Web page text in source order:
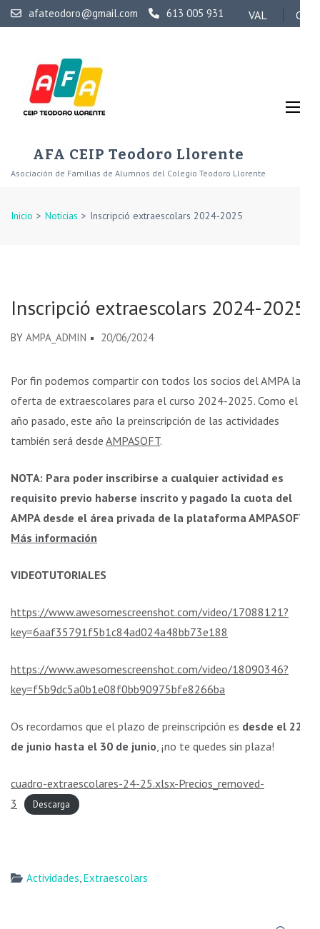
Skip
to
afateodoro@gmail.com 613 005 931
AFA CEIP Teodoro Llorente
Asociación de Familias de Alumnos del Colegio Teodoro Llorente
Inicio > Noticias > Inscripció extraescolars 2024-2025
Inscripció extraescolars 2024-2025
BY AMPA_ADMIN 20/06/2024
Por fin podemos compartir con todos los socios del AMPA la
oferta de extraescolares para el curso 2024-2025. Como el
año pasado, este año la preinscripción de las actividades
también será desde AMPASOFT.
NOTA: Para poder inscribirse a cualquier actividad es
requisito previo haberse inscrito y pagado la cuota del
AMPA desde el área privada de la plataforma AMPASOFT.
Más información
VIDEOTUTORIALES
https://www.awesomescreenshot.com/video/17088121?
key=6aaf35791f5b1c84ad024a48bb73e188
https://www.awesomescreenshot.com/video/18090346?
key=f5b9dc5a0b1e08f0bb90975bfe8266ba
Os recordamos que el plazo de preinscripción es desde el 22
de junio hasta el 30 de junio, ¡no te quedes sin plaza!
cuadro-extraescolares-24-25.xlsx-Precios_removed-
3
Descarga
Actividades,Extraescolars
VAL CAS